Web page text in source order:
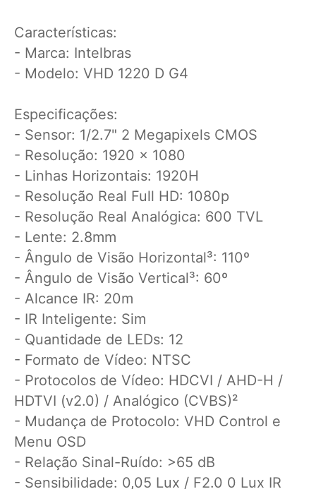
Características:
- Marca: Intelbras
- Modelo: VHD 1220 D G4
Especificações:
- Sensor: 1/2.7" 2 Megapixels CMOS
- Resolução: 1920 x 1080
- Linhas Horizontais: 1920H
- Resolução Real Full HD: 1080p
- Resolução Real Analógica: 600 TVL
- Lente: 2.8mm
- Ângulo de Visão Horizontal³: 110º
- Ângulo de Visão Vertical³: 60º
- Alcance IR: 20m
- IR Inteligente: Sim
- Quantidade de LEDs: 12
- Formato de Vídeo: NTSC
- Protocolos de Vídeo: HDCVI / AHD-H /
HDTVI (v2.0) / Analógico (CVBS)²
- Mudança de Protocolo: VHD Control e
Menu OSD
- Relação Sinal-Ruído: >65 dB
- Sensibilidade: 0,05 Lux / F2.0 0 Lux IR